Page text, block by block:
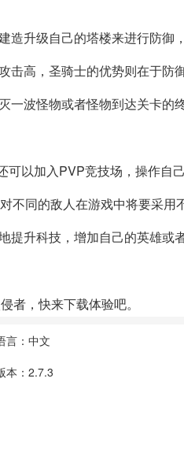
造升级自己的塔楼来进行防御
击高，圣骑士的优势则在于防
波怪物或者怪物到达关卡的
以加入PVP竞技场，操作自
同的敌人在游戏中将要采用
升科技，增加自己的英雄或
者，快来下载体验吧。
言：中文
本：2.7.3